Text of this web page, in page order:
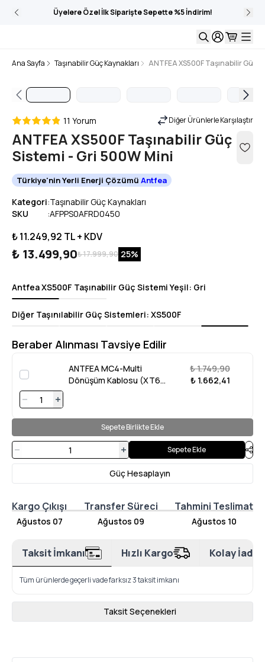
Üyelere Özel İlk Siparişte Sepette %5 İndirim!
Ana Sayfa Taşınabilir Güç Kaynakları ANTFEA XS500F Taşınabilir Güç
11 Yorum Diğer Ürünlerle Karşılaştır
ANTFEA XS500F Taşınabilir Güç
Sistemi - Gri 500W Mini
Türkiye'nin Yerli Enerji Çözümü Antfea
Kategori:Taşınabilir Güç Kaynakları
SKU
:AFPPS0AFRD0450
₺ 11.249,92 TL + KDV
₺ 13.499,90₺ 17.999,90 25%
Antfea XS500F Taşınabilir Güç Sistemi Yeşil: Gri
Diğer Taşınılabilir Güç Sistemleri: XS500F
Beraber Alınması Tavsiye Edilir
ANTFEA MC4-Multi
Dönüşüm Kablosu (XT60-
₺ 1.749,90
₺ 1.662,41
Sepete Birlikte Ekle
Sepete Ekle
Güç Hesaplayın
Kargo Çıkışı
Ağustos 07
Transfer Süreci
Ağustos 09
Tahmini Teslimat
Ağustos 10
Taksit İmkanı Hızlı Kargo Kolay İade
Tüm ürünlerde geçerli vade farksız 3 taksit imkanı
Taksit Seçenekleri